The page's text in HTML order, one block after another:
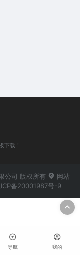
下载！
公司 版权所有
网站
ICP备20001987号-9
导航 我的